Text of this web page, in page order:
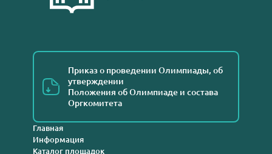
Приказ о проведении Олимпиады, об
утверждении
Положения об Олимпиаде и состава
Оргкомитета
Главная
Информация
Каталог площадок